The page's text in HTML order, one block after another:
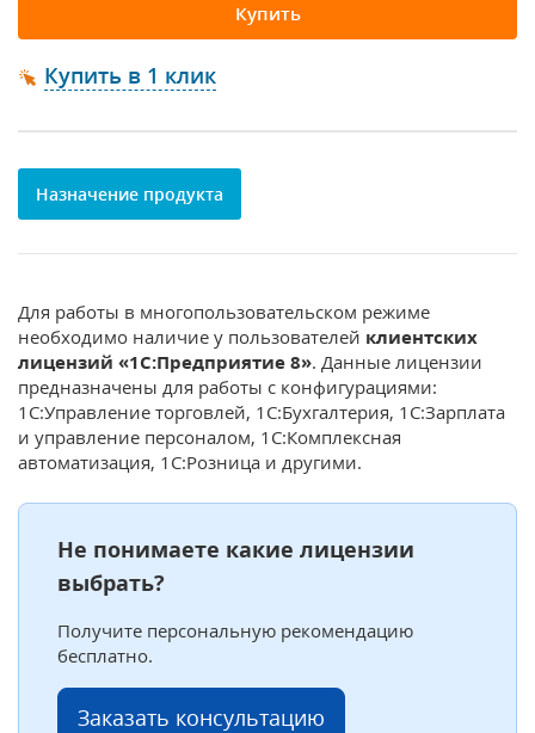
Купить
Купить в 1 клик
Назначение продукта
Для работы в многопользовательском режиме
необходимо наличие у пользователей клиентских
лицензий «1С:Предприятие 8». Данные лицензии
предназначены для работы с конфигурациями:
1С:Управление торговлей, 1С:Бухгалтерия, 1С:Зарплата
и управление персоналом, 1С:Комплексная
автоматизация, 1С:Розница и другими.
Не понимаете какие лицензии
выбрать?
Получите персональную рекомендацию
бесплатно.
Заказать консультацию